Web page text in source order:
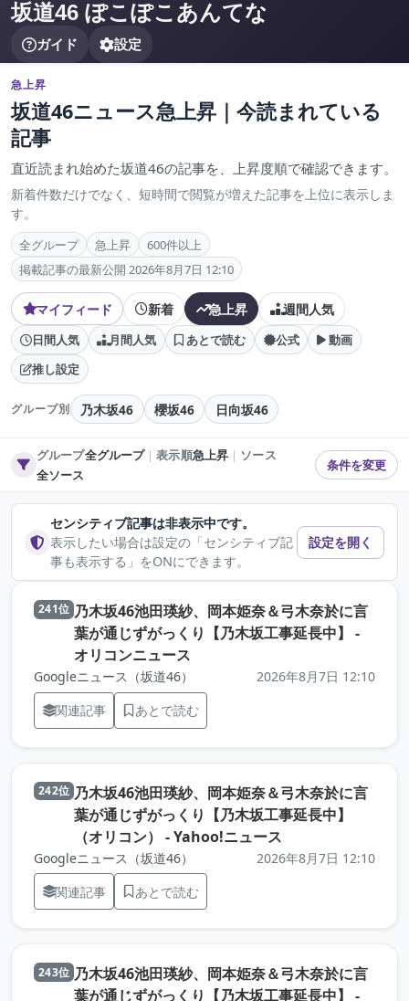
坂道46 ぽこぽこあんてな
ガイド 設定
急上昇
坂道46ニュース急上昇｜今読まれている
記事
直近読まれ始めた坂道46の記事を、上昇度順で確認できます。
新着件数だけでなく、短時間で閲覧が増えた記事を上位に表示しま
す。
全グループ 急上昇
600件以上
掲載記事の最新公開 2026年8月7日 12:10
マイフィード 新着 急上昇 週間人気
日間人気 月間人気 あとで読む 公式
動画
推し設定
グループ別 乃木坂46 櫻坂46 日向坂46
グループ全グループ｜表示順急上昇 ｜ ソース
全ソース
条件を変更
センシティブ記事は非表示中です。
表示したい場合は設定の「センシティブ記
事も表示する」をONにできます。
設定を開く
241位 乃木坂46池田瑛紗、岡本姫奈＆弓木奈於に言
葉が通じずがっくり【乃木坂工事延長中】 -
オリコンニュース
Googleニュース（坂道46）
2026年8月7日 12:10
関連記事
あとで読む
242位 乃木坂46池田瑛紗、岡本姫奈＆弓木奈於に言
葉が通じずがっくり【乃木坂工事延長中】
（オリコン） - Yahoo!ニュース
Googleニュース（坂道46）
2026年8月7日 12:10
関連記事
あとで読む
243位 乃木坂46池田瑛紗、岡本姫奈＆弓木奈於に言
葉が通じずがっくり【乃木坂工事延長中】 -